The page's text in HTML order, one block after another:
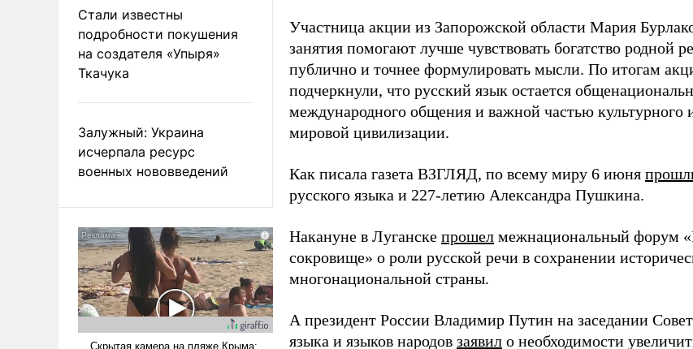
Стали известны
подробности покушения
на создателя «Упыря»
Ткачука
Залужный: Украина
исчерпала ресурс
военных нововведений
Участница акции из Запорожской области Мария
занятия помогают лучше чувствовать богатство родной
публично и точнее формулировать мысли. По итогам
подчеркнули, что русский язык остается
международного общения и важной частью культурного
мировой цивилизации.
Как писала газета ВЗГЛЯД, по всему миру 6 июня
русского языка и 227-летию Александра Пушкина.
Накануне в Луганске прошел межнациональный форум
сокровище» о роли русской речи в сохранении
многонациональной страны.
А президент России Владимир Путин на заседании
языка и языков народов заявил о необходимости